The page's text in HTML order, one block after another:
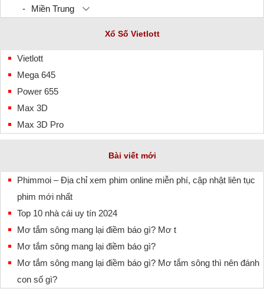
Miền Trung
Xổ Số Vietlott
Vietlott
Mega 645
Power 655
Max 3D
Max 3D Pro
Bài viết mới
Phimmoi – Địa chỉ xem phim online miễn phí, cập nhật liên tục
phim mới nhất
Top 10 nhà cái uy tín 2024
Mơ tắm sông mang lại điềm báo gì? Mơ t
Mơ tắm sông mang lại điềm báo gì?
Mơ tắm sông mang lại điềm báo gì? Mơ tắm sông thì nên đánh
con số gì?